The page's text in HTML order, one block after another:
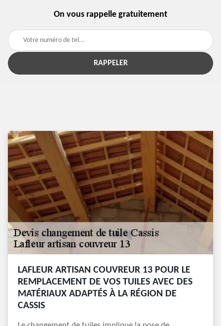
On vous rappelle gratuitement
LAFLEUR ARTISAN COUVREUR 13 POUR LE
REMPLACEMENT DE VOS TUILES AVEC DES
MATÉRIAUX ADAPTÉS À LA RÉGION DE
CASSIS